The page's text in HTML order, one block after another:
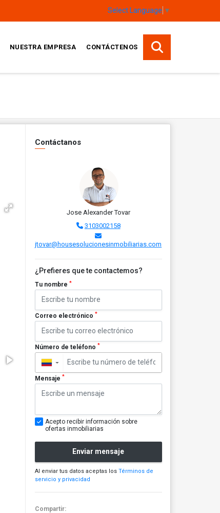
Select Language ▼
NUESTRA EMPRESA CONTÁCTENOS
Contáctanos
Jose Alexander Tovar
3103002158
jtovar@housesolucionesinmobiliarias.com
¿Prefieres que te contactemos?
Tu nombre *
Correo electrónico *
Número de teléfono *
▼
Mensaje *
Acepto recibir información sobre
ofertas inmobiliarias
Enviar mensaje
Al enviar tus datos aceptas los Términos de
servicio y privacidad
Compartir: